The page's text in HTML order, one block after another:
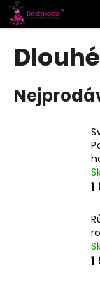
Přejít
na
obsah
Dlouhé
K
o
o